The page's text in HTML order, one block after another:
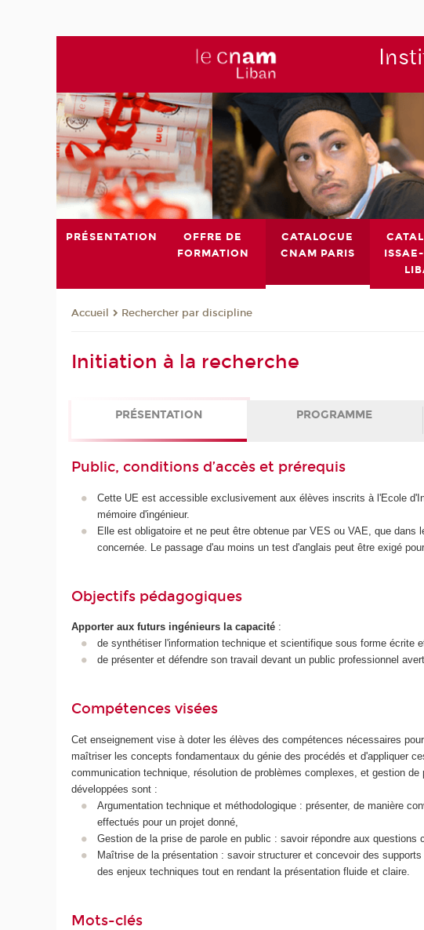
PRÉSENTATION
OFFRE DE
FORMATION
CATALOGUE
CNAM PARIS
Accueil Rechercher par discipline
Initiation à la recherche
PRÉSENTATION PROGRAMME
Public, conditions d’accès et prérequis
Cette UE est accessible exclusivement aux élèves inscrits à l'Ecole
mémoire d'ingénieur.
Elle est obligatoire et ne peut être obtenue par VES ou VAE, que
concernée. Le passage d'au moins un test d'anglais peut être exigé
Objectifs pédagogiques
Apporter aux futurs ingénieurs la capacité :
de synthétiser l'information technique et scientifique sous forme écrite
de présenter et défendre son travail devant un public professionnel
Compétences visées
Cet enseignement vise à doter les élèves des compétences nécessaires
maîtriser les concepts fondamentaux du génie des procédés et d'appliquer
communication technique, résolution de problèmes complexes, et gestion
développées sont :
Argumentation technique et méthodologique : présenter, de manière
effectués pour un projet donné,
Gestion de la prise de parole en public : savoir répondre aux
Maîtrise de la présentation : savoir structurer et concevoir des
des enjeux techniques tout en rendant la présentation fluide et claire.
Mots-clés